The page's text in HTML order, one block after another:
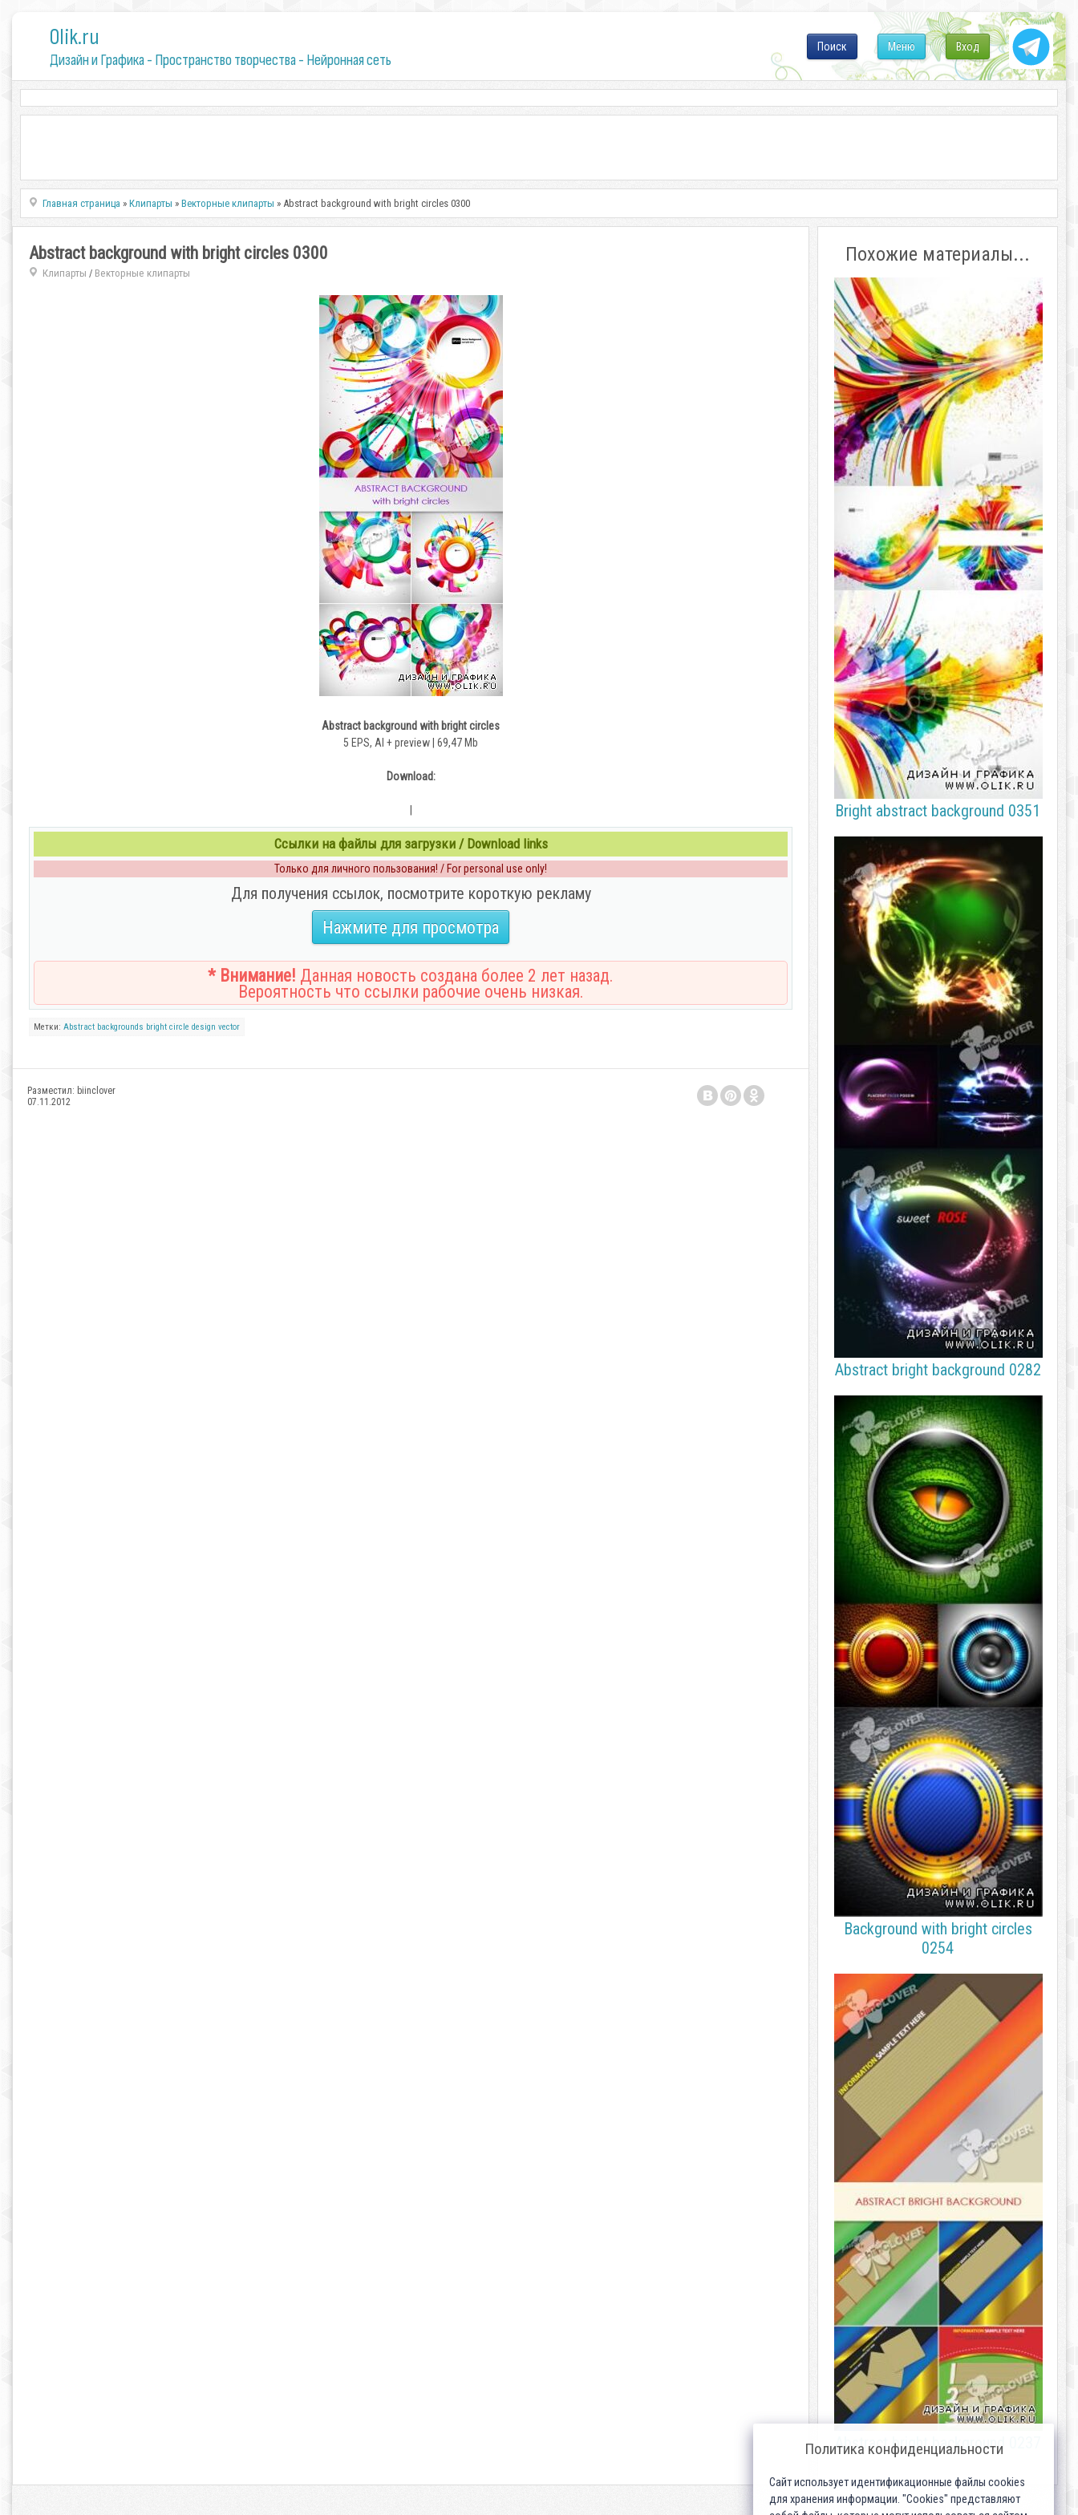
0lik.ru
Дизайн и Графика - Пространство творчества - Нейронная сеть
Вход
Меню
Поиск
Главная страница »Клипарты »Векторные клипарты » Abstract background with bright circles 0300
Abstract background with bright circles 0300
Клипарты / Векторные клипарты
Abstract background with bright circles
5 EPS, AI + preview | 69,47 Mb
Download:
Ссылки на файлы для загрузки / Download links
Только для личного пользования! / For personal use only!
Для получения ссылок, посмотрите короткую рекламу
Нажмите для просмотра
* Внимание! Данная новость создана более 2 лет назад.
Вероятность что ссылки рабочие очень низкая.
Метки: Abstract backgrounds bright circle design vector
Разместил: biinclover
07.11.2012
Похожие материалы...
Bright abstract background 0351
Abstract bright background 0282
Background with bright circles
0254
Abstract bright background 0237
Политика конфиденциальности
Сайт использует идентификационные файлы cookies
для хранения информации. "Cookies" представляют